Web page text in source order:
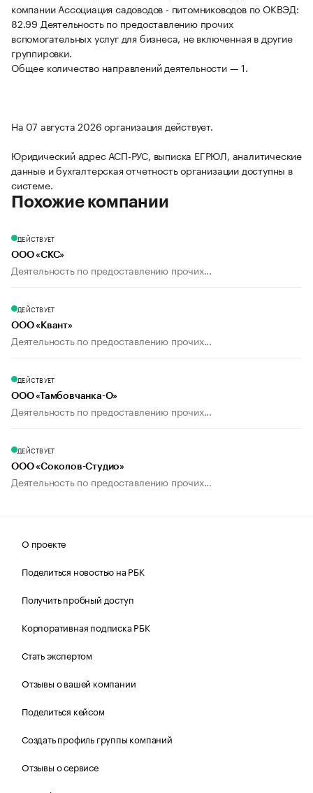
компании Ассоциация садоводов - питомниководов по ОКВЭД:
82.99 Деятельность по предоставлению прочих
вспомогательных услуг для бизнеса, не включенная в другие
группировки.
Общее количество направлений деятельности — 1.
На 07 августа 2026 организация действует.
Юридический адрес АСП-РУС, выписка ЕГРЮЛ, аналитические
данные и бухгалтерская отчетность организации доступны в
системе.
Похожие компании
ДЕЙСТВУЕТ
ООО «СКС»
Деятельность по предоставлению прочих...
ДЕЙСТВУЕТ
ООО «Квант»
Деятельность по предоставлению прочих...
ДЕЙСТВУЕТ
ООО «Тамбовчанка-О»
Деятельность по предоставлению прочих...
ДЕЙСТВУЕТ
ООО «Соколов-Студио»
Деятельность по предоставлению прочих...
О проекте
Поделиться новостью на РБК
Получить пробный доступ
Корпоративная подписка РБК
Стать экспертом
Отзывы о вашей компании
Поделиться кейсом
Создать профиль группы компаний
Отзывы о сервисе